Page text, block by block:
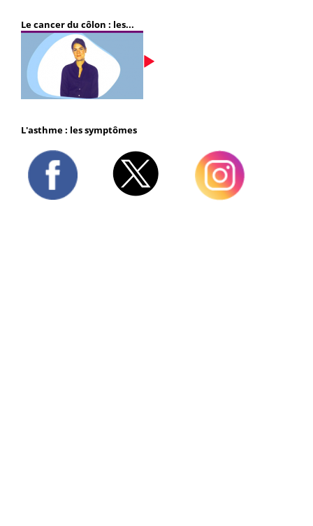
Le cancer du côlon : les...
L'asthme : les symptômes